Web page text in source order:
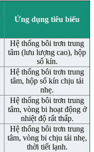
Ứng dụng tiêu biểu
Hệ thống bôi trơn trung
tâm (lưu lượng cao), hộp
số kín.
Hệ thống bôi trơn trung
tâm, hộp số kín chịu tải
nhẹ.
Hệ thống bôi trơn trung
tâm, vòng bi hoạt động ở
nhiệt độ rất thấp.
Hệ thống bôi trơn trung
tâm, vòng bi chịu tải nhẹ,
thời tiết lạnh.